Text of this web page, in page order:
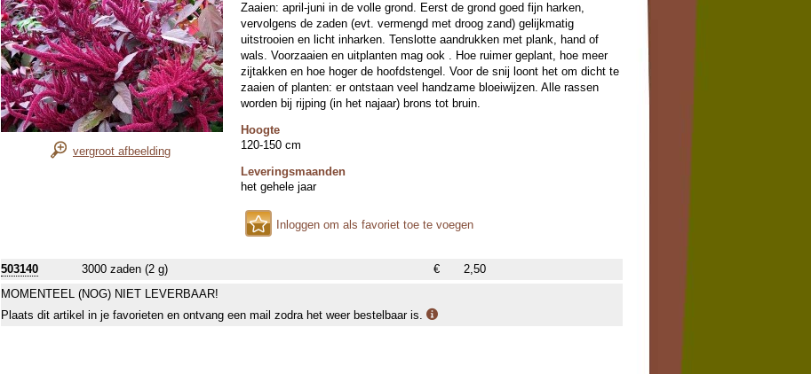
vergroot afbeelding
Zaaien: april-juni in de volle grond. Eerst de grond goed fijn harken,
vervolgens de zaden (evt. vermengd met droog zand) gelijkmatig
uitstrooien en licht inharken. Tenslotte aandrukken met plank, hand of
wals. Voorzaaien en uitplanten mag ook . Hoe ruimer geplant, hoe meer
zijtakken en hoe hoger de hoofdstengel. Voor de snij loont het om dicht te
zaaien of planten: er ontstaan veel handzame bloeiwijzen. Alle rassen
worden bij rijping (in het najaar) brons tot bruin.
Hoogte
120-150 cm
Leveringsmaanden
het gehele jaar
Inloggen om als favoriet toe te voegen
503140 3000 zaden (2 g) €
2,50
MOMENTEEL (NOG) NIET LEVERBAAR!
Plaats dit artikel in je favorieten en ontvang een mail zodra het weer bestelbaar is.